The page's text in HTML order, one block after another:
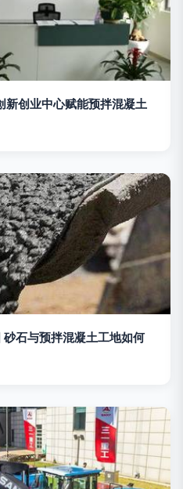
新创业中心赋能预拌混凝土
石与预拌混凝土工地如何